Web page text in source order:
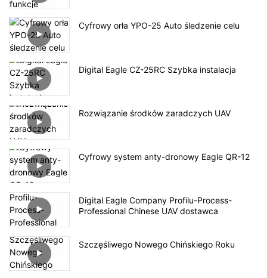
Cyfrowy orła YPO-25 Auto śledzenie celu
Digital Eagle CZ-25RC Szybka instalacja
Rozwiązanie środków zaradczych UAV
Cyfrowy system anty-dronowy Eagle QR-12
Digital Eagle Company Profilu-Process-
Professional Chinese UAV dostawca
Szczęśliwego Nowego Chińskiego Roku